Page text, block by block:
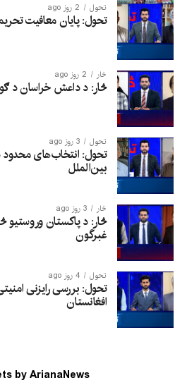
تحول 2 روز ago
تحول: پایان معافیت
څار 2 روز ago
څار: د داعش خراسان د
تحول 3 روز ago
تحول: انتخاب‌های
بین‌الملل
څار 3 روز ago
څار: د پاکستان وروستیو
غبرگون
تحول 4 روز ago
تحول: بررسی رایزنی
افغانستان
by ArianaNews_